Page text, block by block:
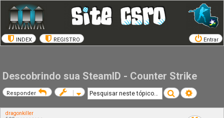
INDEX REGISTRO Entrar
Descobrindo sua SteamID - Counter Strike
Responder PesquisarPesquisa
dragonkiller